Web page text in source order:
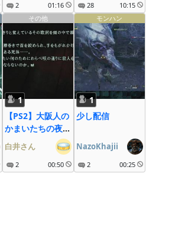
2 01:16 28
10:15
その他
1
【PS2】大阪人の
かまいたちの夜2
初見
白井さん
2 00:50
モンハン
1
少し配信
NazoKhajii
2 00:25